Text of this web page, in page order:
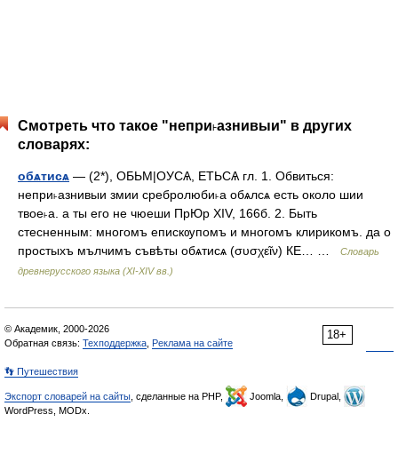
Смотреть что такое "непри˫азнивыи" в других
словарях:
обѧтисѧ — (2*), ОБЬМ|ОУСѦ, ЕТЬСѦ гл. 1. Обвиться:
непри˫азнивыи змии сребролюби˫а обѧлсѧ есть около шии
твое˫а. а ты его не чюеши ПрЮр XIV, 166б. 2. Быть
стесненным: многомъ епискѹпомъ и многомъ клирикомъ. да о
простыхъ мълчимъ съвѣты обѧтисѧ (συσχεῖν) КЕ… …
Словарь
древнерусского языка (XI-XIV вв.)
18+
© Академик, 2000-2026
Обратная связь: Техподдержка Реклама на сайте
👣 Путешествия
Экспорт словарей на сайты , сделанные на PHP, Joomla,
Drupal,
WordPress, MODx.